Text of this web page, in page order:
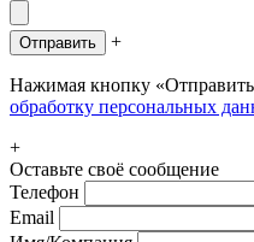
Отправить +
Нажимая кнопку
обработку персональных
+
Оставьте своё сообщение
Телефон
Email